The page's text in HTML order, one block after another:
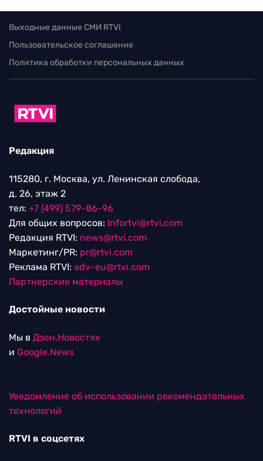
Выходные данные СМИ RTVI
Пользовательское соглашение
Политика обработки персональных данных
Редакция
115280, г. Москва, ул. Ленинская слобода,
д. 26, этаж 2
тел: +7 (499) 579-86-96
Для общих вопросов: Infortvi@rtvi.com
Редакция RTVI: news@rtvi.com
Маркетинг/PR: pr@rtvi.com
Реклама RTVI: adv-eu@rtvi.com
Партнерские материалы
Достойные новости
Мы в Дзен.Новостях
и Google.News
Уведомление об использовании рекомендательных
технологий
RTVI в соцсетях